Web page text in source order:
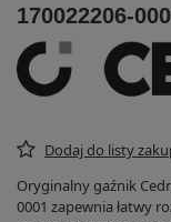
170022206-
Dodaj do listy
Oryginalny gaźnik
0001 zapewnia łatwy